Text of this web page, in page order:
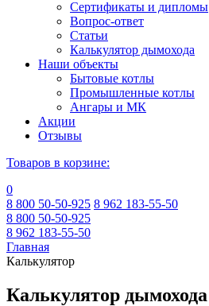
Сертификаты и дипломы
Вопрос-ответ
Статьи
Калькулятор дымохода
Наши объекты
Бытовые котлы
Промышленные котлы
Ангары и МК
Акции
Отзывы
Товаров в корзине:
0
8 800 50-50-925 8 962 183-55-50
8 800 50-50-925
8 962 183-55-50
Главная
Калькулятор
Калькулятор дымохода